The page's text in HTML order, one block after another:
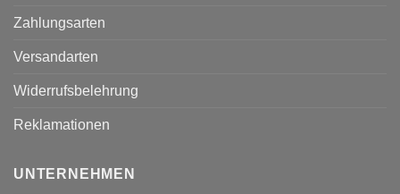
Zahlungsarten
Versandarten
Widerrufsbelehrung
Reklamationen
UNTERNEHMEN